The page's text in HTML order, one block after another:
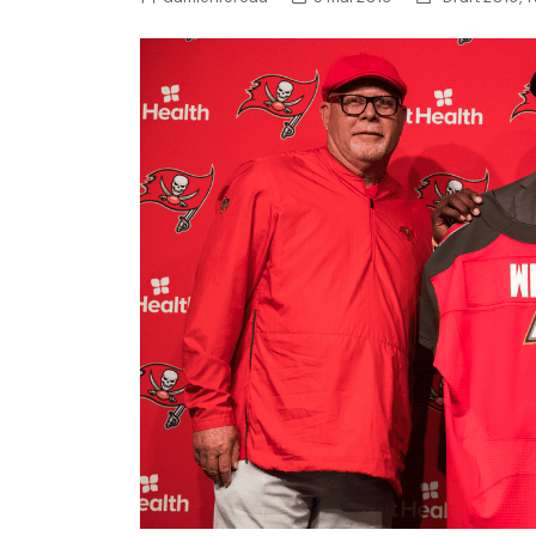
NFL – Power Rankings
Pronostics et paris NFL
Super Bowl LIX
Histoire et Légendes